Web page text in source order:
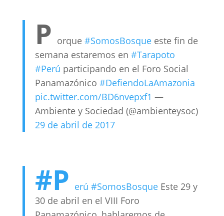
P orque #SomosBosqueeste fin de
semana estaremos en #Tarapoto
#Perú participando en el Foro Social
Panamazónico #DefiendoLaAmazonia
pic.twitter.com/BD6nvepxf1 —
Ambiente y Sociedad (@ambienteysoc)
29 de abril de 2017
#P erú #SomosBosqueEste 29 y
30 de abril en el VIII Foro